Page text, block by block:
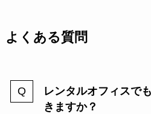
よくある質問
レンタルオフィスで
きますか？